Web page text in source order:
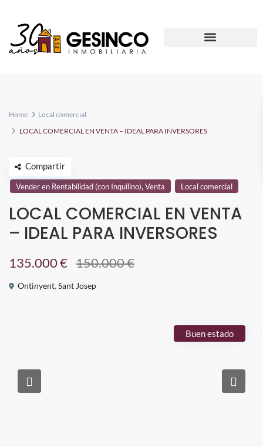
Home
Local comercial
LOCAL COMERCIAL EN VENTA – IDEAL PARA INVERSORES
Vender en Rentabilidad (con Inquilino),Venta Local comercial
LOCAL COMERCIAL EN VENTA
– IDEAL PARA INVERSORES
135.000 € 150.000 €
Ontinyent,Sant Josep
Compartir
Buen estado